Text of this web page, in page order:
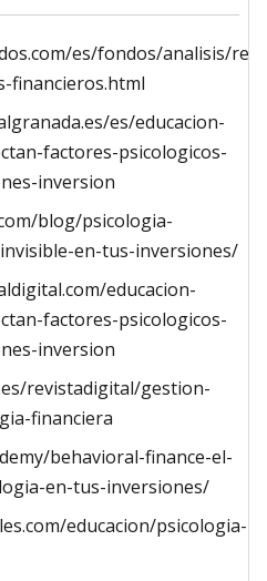
es/fondos/analisis/
financieros.html
es/educacion-
factores-psicologicos-
inversion
blog/psicologia-
en-tus-inversiones/
educacion-
factores-psicologicos-
inversion
revistadigital/gestion-
financiera
behavioral-finance-el-
en-tus-inversiones/
educacion/psicologia-